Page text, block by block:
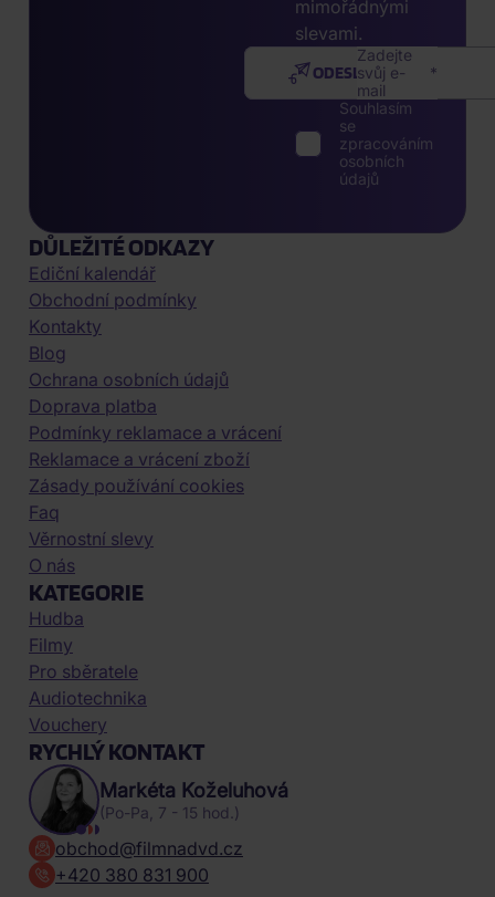
mimořádnými
slevami.
Zadejte
svůj e-
mail
ODESLAT
Souhlasím
se
zpracováním
osobních
údajů
DŮLEŽITÉ ODKAZY
Ediční kalendář
Obchodní podmínky
Kontakty
Blog
Ochrana osobních údajů
Doprava platba
Podmínky reklamace a vrácení
Reklamace a vrácení zboží
Zásady používání cookies
Faq
Věrnostní slevy
O nás
KATEGORIE
Hudba
Filmy
Pro sběratele
Audiotechnika
Vouchery
RYCHLÝ KONTAKT
Markéta Koželuhová
(Po-Pa, 7 - 15 hod.)
obchod@filmnadvd.cz
+420 380 831 900